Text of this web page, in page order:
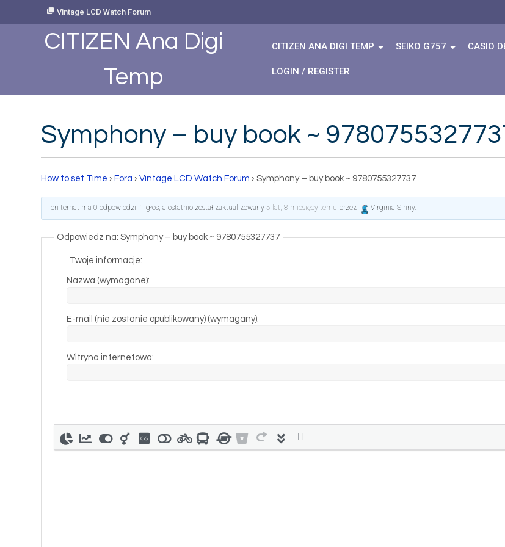
Vintage LCD Watch Forum
CITIZEN Ana Digi
Temp
CITIZEN ANA DIGI TEMP SEIKO G757 CASIO
LOGIN / REGISTER
Symphony – buy book ~
How to set Time › Fora › Vintage LCD Watch Forum › Symphony – buy book ~ 9780755327737
Ten temat ma 0 odpowiedzi, 1 głos, a ostatnio został zaktualizowany 5 lat, 8 miesięcy temu przez Virginia Sinny.
Odpowiedz na: Symphony – buy book ~ 9780755327737
Twoje informacje:
Nazwa (wymagane):
E-mail (nie zostanie opublikowany) (wymagany):
Witryna internetowa: